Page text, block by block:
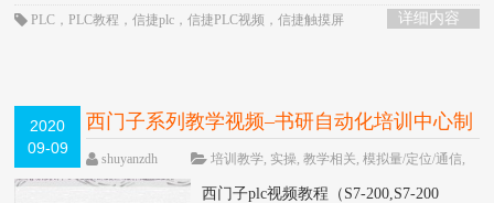
详细内容
PLC ，PLC教程 ，信捷plc ，信捷PLC视频 ，信捷触摸屏
2020
09-09
西门子系列教学视频–书研自动化培训中心制
作
HOT
shuyanzdh 培训教学, 实操,教学相关,模拟量/定位/通信,
西门子,通信,高级教程
西门子plc视频教程（S7-200,S7-200